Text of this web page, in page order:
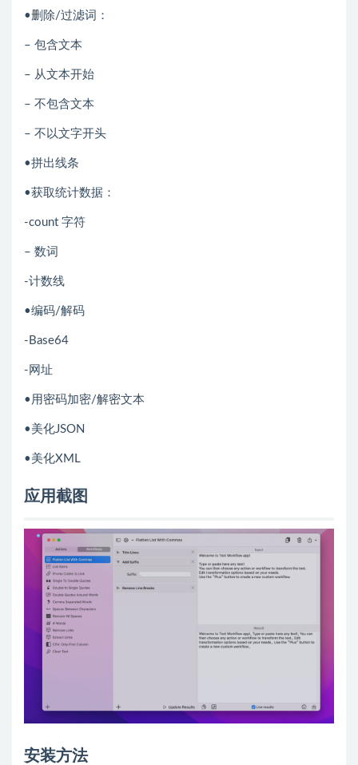
•删除/过滤词：
– 包含文本
– 从文本开始
– 不包含文本
– 不以文字开头
•拼出线条
•获取统计数据：
-count 字符
– 数词
-计数线
•编码/解码
-Base64
-网址
•用密码加密/解密文本
•美化JSON
•美化XML
应用截图
安装方法